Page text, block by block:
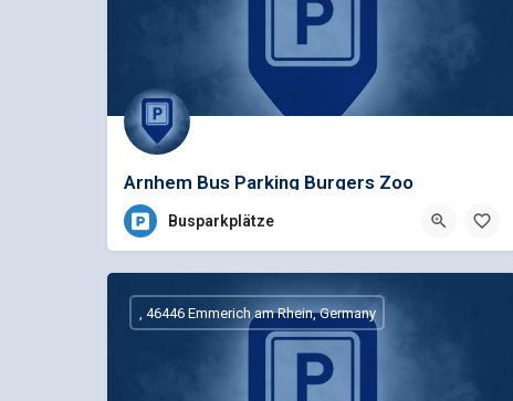
Arnhem Bus Parking Burgers Zoo
Busparkplätze
, 46446 Emmerich am Rhein, Germany